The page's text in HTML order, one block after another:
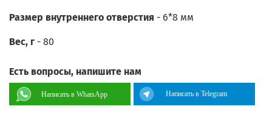
Размер внутреннего отверстия - 6*8 мм
Вес, г - 80
Есть вопросы, напишите нам
Написать в WhatsApp Написать в Telegram